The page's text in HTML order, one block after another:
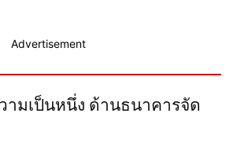
Advertisement
ามเป็นหนึ่ง ด้านธนาคารจัด